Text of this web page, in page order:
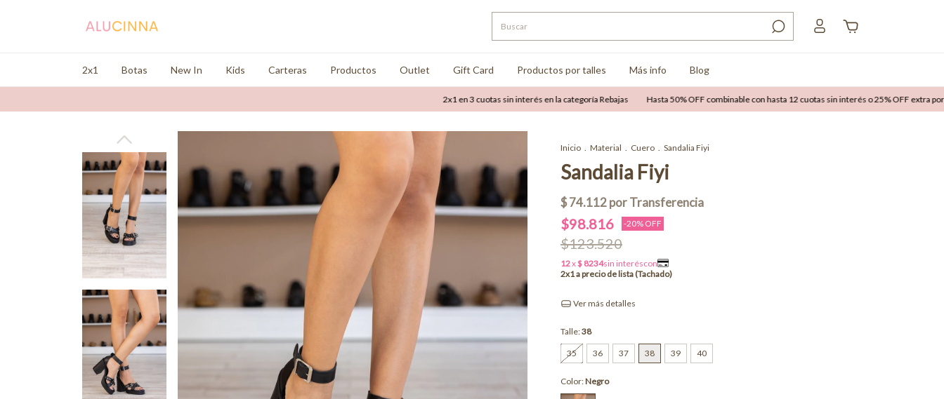
2x1 Botas New In Kids Carteras Productos Outlet Gift Card Productos por talles Más info Blog
2x1 en 3 cuotas sin interés en la categoría Rebajas Hasta 50% OFF combinable con hasta 12 cuotas sin interés o 25% OFF extra por
Inicio . Material . Cuero . Sandalia Fiyi
Sandalia Fiyi
$98.816 -20% OFF
$123.520
Ver más detalles
Talle:38
35 36 37 38 39 40
Color:Negro